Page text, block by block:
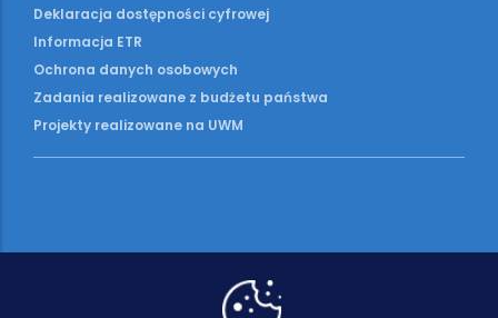
Deklaracja dostępności cyfrowej
Informacja ETR
Ochrona danych osobowych
Zadania realizowane z budżetu państwa
Projekty realizowane na UWM